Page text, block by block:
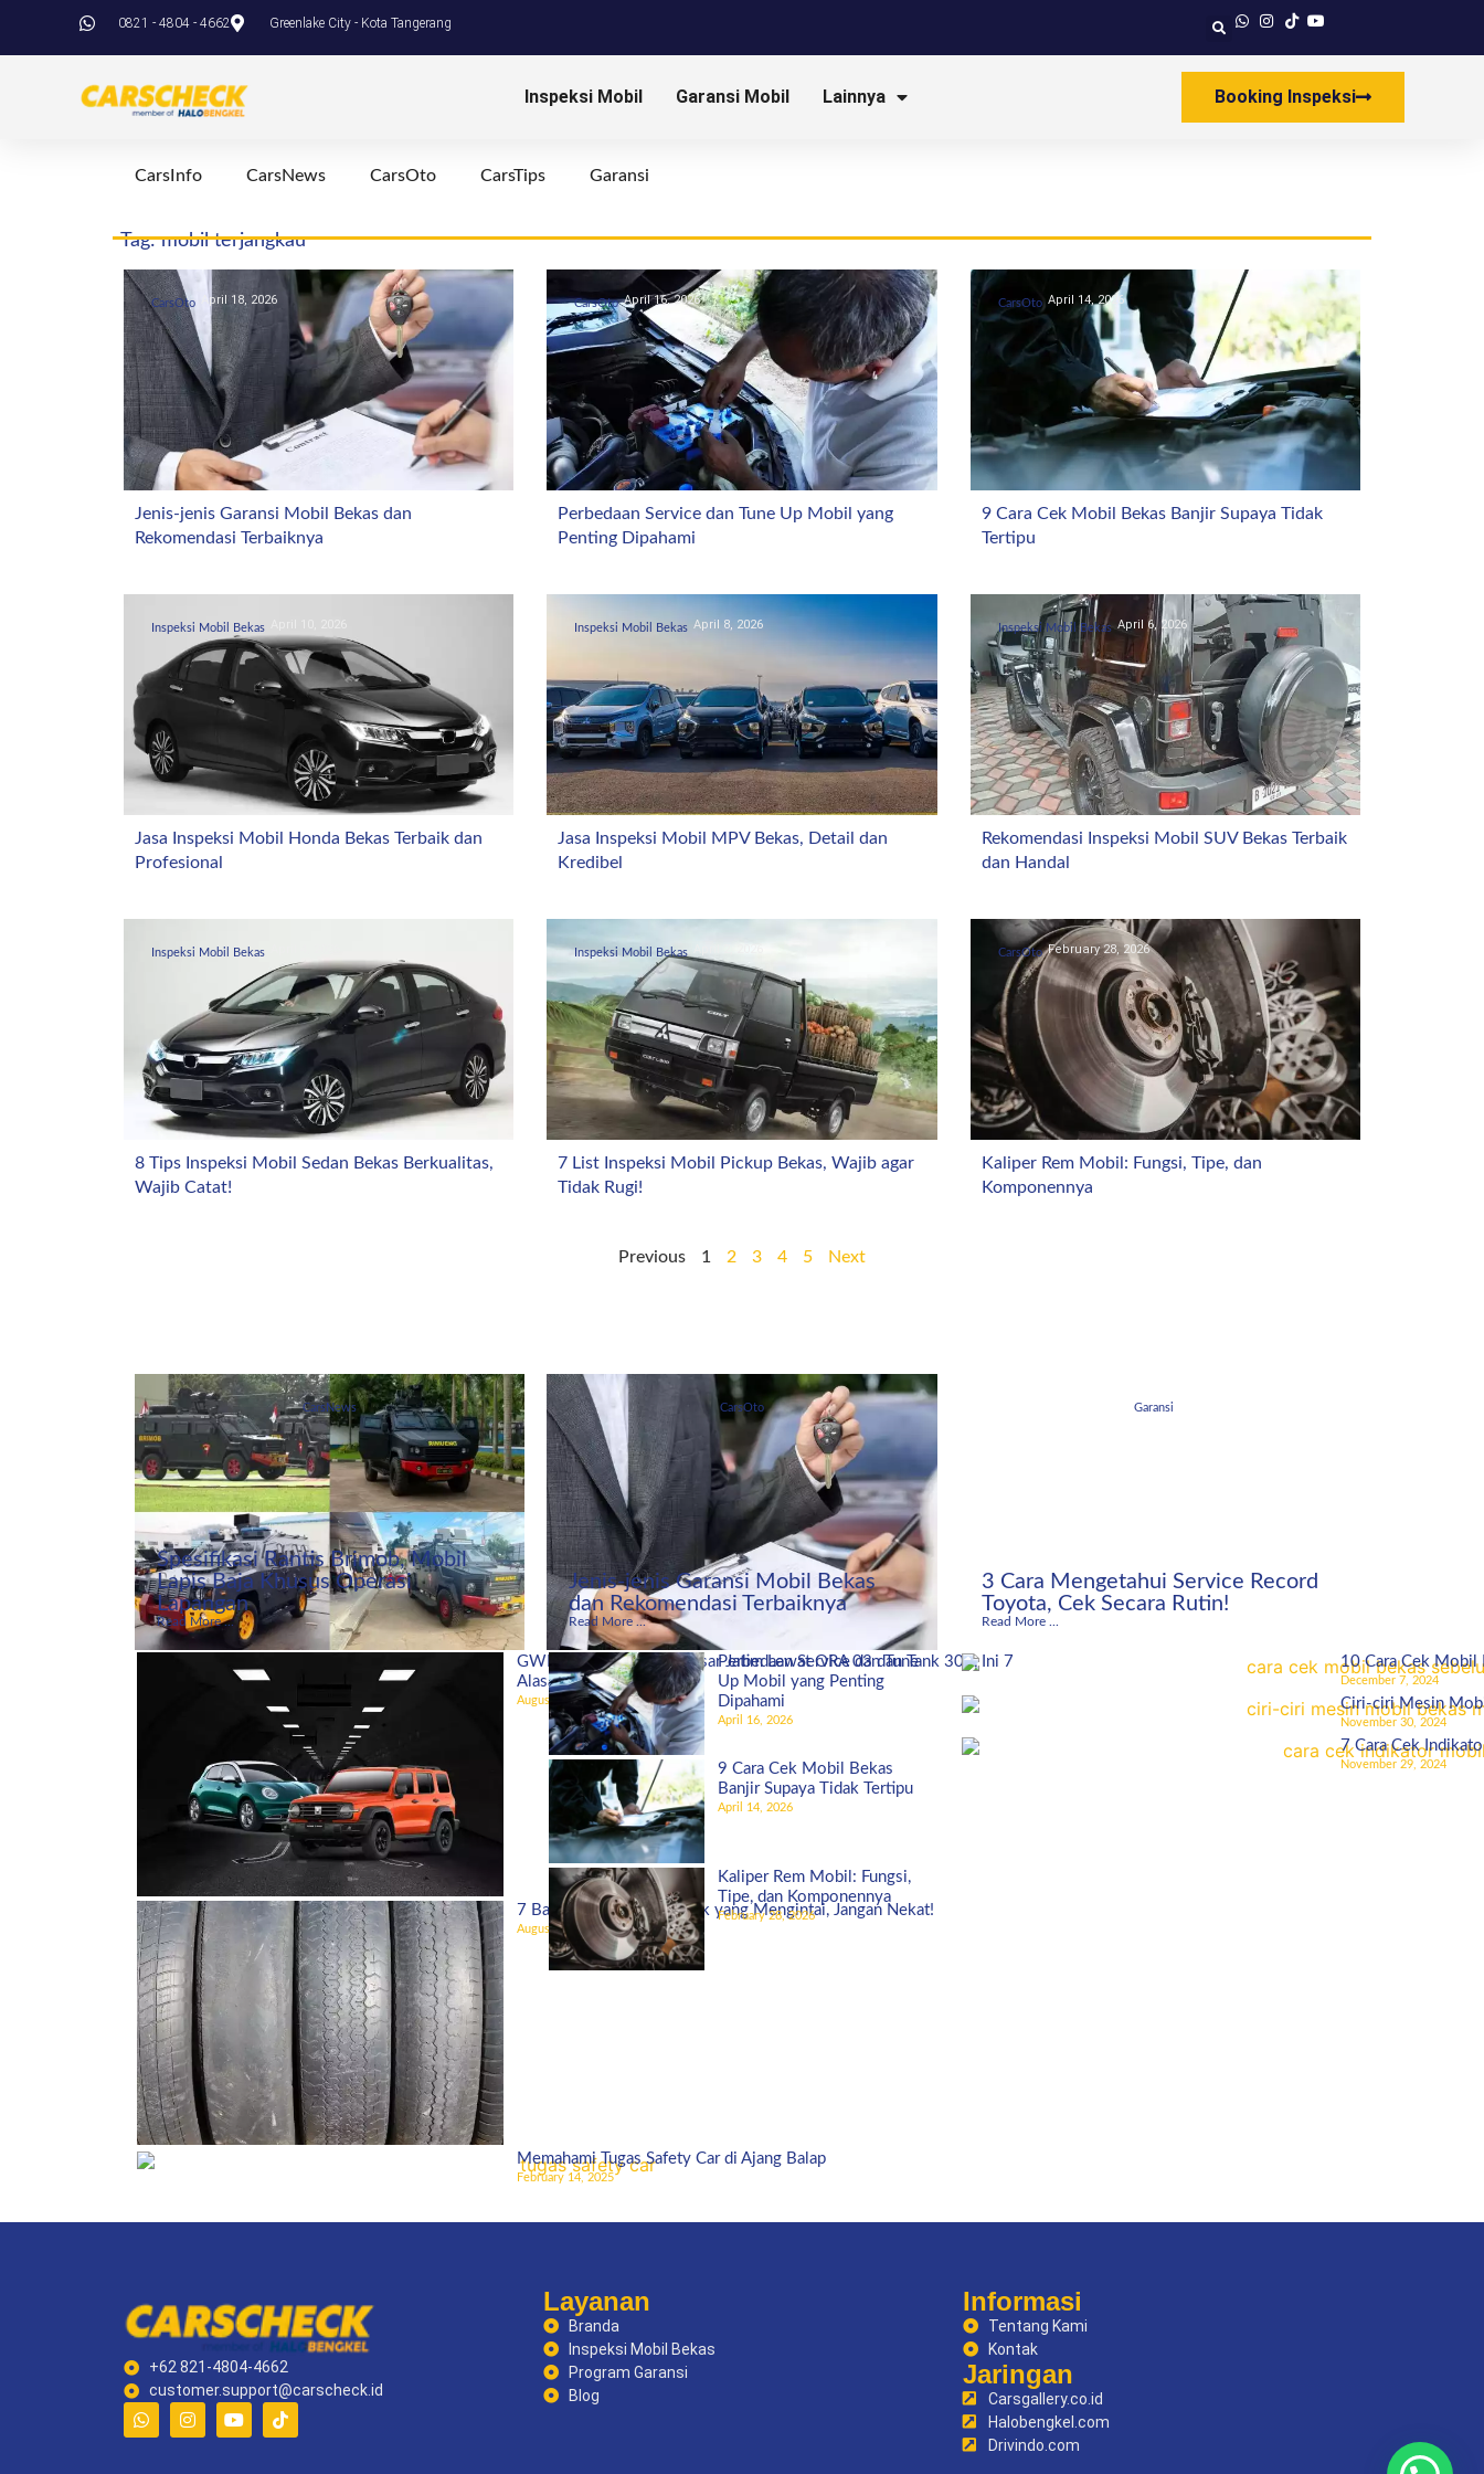
0821 - 4804 - 4662 Greenlake City - Kota Tangerang
Inspeksi Mobil Garansi Mobil Lainnya Booking Inspeksi
CarsInfo CarsNews CarsOto CarsTips Garansi
Tag: mobil terjangkau
CarsOto April 18, 2026
Jenis-jenis Garansi Mobil Bekas dan
Rekomendasi Terbaiknya
CarsOto April 16, 2026
Perbedaan Service dan Tune Up Mobil yang
Penting Dipahami
CarsOto April 14, 2026
9 Cara Cek Mobil Bekas Banjir Supaya Tidak
Tertipu
Inspeksi Mobil Bekas
Jasa Inspeksi Mobil Honda Bekas Terbaik dan
Profesional
Inspeksi Mobil Bekas April 8, 2026
Jasa Inspeksi Mobil MPV Bekas, Detail dan
Kredibel
Inspeksi Mobil Bekas April 6, 2026
Rekomendasi Inspeksi Mobil SUV Bekas Terbaik
dan Handal
Inspeksi Mobil Bekas
8 Tips Inspeksi Mobil Sedan Bekas Berkualitas,
Wajib Catat!
Inspeksi Mobil Bekas
7 List Inspeksi Mobil Pickup Bekas, Wajib agar
Tidak Rugi!
CarsOto February 28, 2026
Kaliper Rem Mobil: Fungsi, Tipe, dan
Komponennya
Previous 1 2 3 4 5 Next
CarsNews
Spesifikasi Rantis Brimob, Mobil
Lapis Baja Khusus Operasi
Lapangan
Read More ...
GWM Indonesia Bidik Pasar Jatim Lewat ORA 03 dan Tank 300, Ini 7
Alasannya!
August 27, 2025
7 Bahaya Ban Mobil Botak yang Mengintai, Jangan Nekat!
August 5, 2025
Memahami Tugas Safety Car di Ajang Balap
February 14, 2025
CarsOto
Jenis-jenis Garansi Mobil Bekas
dan Rekomendasi Terbaiknya
Read More ...
Perbedaan Service dan Tune
Up Mobil yang Penting
Dipahami
April 16, 2026
9 Cara Cek Mobil Bekas
Banjir Supaya Tidak Tertipu
April 14, 2026
Kaliper Rem Mobil: Fungsi,
Tipe, dan Komponennya
February 28, 2026
Garansi
3 Cara Mengetahui Service Record
Toyota, Cek Secara Rutin!
Read More ...
10 Cara Cek Mobil
December 7, 2024
Ciri-ciri Mesin
November 30, 2024
7 Cara Cek
November 29, 2024
+62 821-4804-4662
customer.support@carscheck.id
Layanan
Branda
Inspeksi Mobil Bekas
Program Garansi
Blog
Informasi
Tentang Kami
Kontak
Jaringan
Carsgallery.co.id
Halobengkel.com
Drivindo.com